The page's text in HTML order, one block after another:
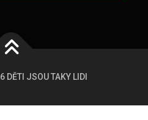
JSOU TAKY LIDI